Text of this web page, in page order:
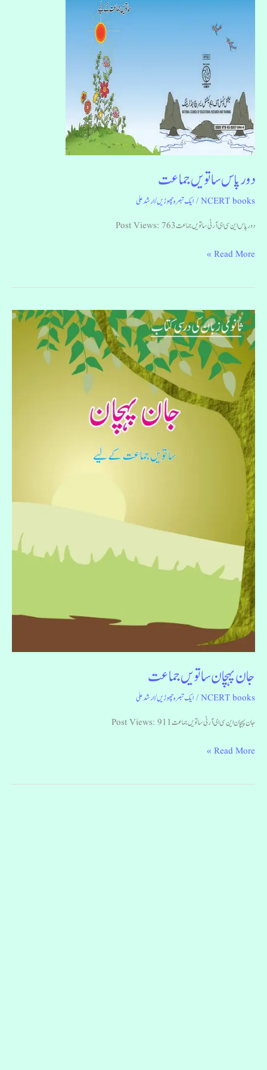
دور پاس ساتویں جماعت
NCERT books
/ایک تبصرہ چھوڑیں/ارشد علی
دور پاس این سی ای آر ٹی ساتویں جماعت Post Views: 763
Read More »
جان پہچان ساتویں جماعت
NCERT books
/ایک تبصرہ چھوڑیں/ارشد علی
جان پہچان این سی ای آر ٹی ساتویں جماعت Post Views: 911
جان
پہچان
ساتویں
جماعت
Read More »